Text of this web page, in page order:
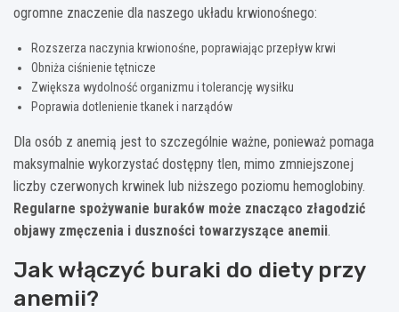
ogromne znaczenie dla naszego układu krwionośnego:
Rozszerza naczynia krwionośne, poprawiając przepływ krwi
Obniża ciśnienie tętnicze
Zwiększa wydolność organizmu i tolerancję wysiłku
Poprawia dotlenienie tkanek i narządów
Dla osób z anemią jest to szczególnie ważne, ponieważ pomaga
maksymalnie wykorzystać dostępny tlen, mimo zmniejszonej
liczby czerwonych krwinek lub niższego poziomu hemoglobiny.
Regularne spożywanie buraków może znacząco złagodzić
objawy zmęczenia i duszności towarzyszące anemii.
Jak włączyć buraki do diety przy
anemii?